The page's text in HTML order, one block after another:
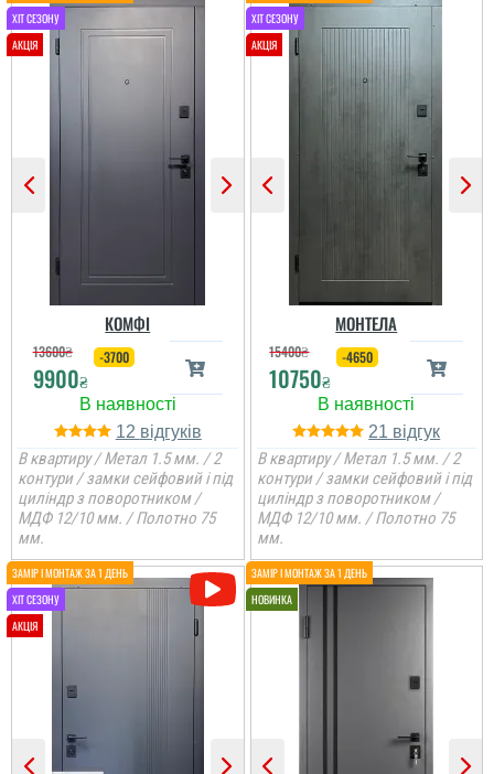
КОМФІ
13600₴
9900₴
-3700
12
В квартиру / Метал 1.5 мм. / 2
контури / замки сейфовий і під
циліндр з поворотником /
МДФ 12/10 мм. / Полотно 75
мм.
МОНТЕЛА
15400₴
10750₴
-4650
21
В квартиру / Метал 1.5 мм. / 2
контури / замки сейфовий і під
циліндр з поворотником /
МДФ 12/10 мм. / Полотно 75
мм.